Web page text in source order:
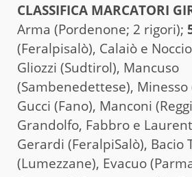
CLASSIFICA MARCATORI
Arma (Pordenone; 2 rigori);
(Feralpisalò), Calaiò e
Gliozzi (Sudtirol), Mancuso
(Sambenedettese), Minesso
Gucci (Fano), Manconi
Grandolfo, Fabbro e
Gerardi (FeralpiSalò), Bacio
(Lumezzane), Evacuo